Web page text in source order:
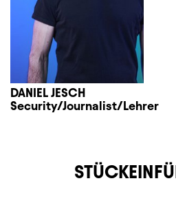
DANIEL JESCH
Security/Journalist/Lehrer